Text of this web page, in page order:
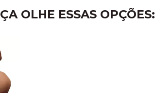
OLHE ESSAS OPÇÕES: